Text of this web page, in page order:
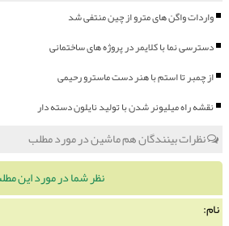
واردات واگن های مترو از چین منتفی شد
دسترسی نما با کلایمر در پروژه های ساختمانی
از چمبر تا استم با هنر دست ماسترو رحیمی
نقشه راه میلیونر شدن با تولید نایلون دسته دار
نظرات بینندگان هم ماشین در مورد مطلب
نظر شما در مورد این مطلب
نام: